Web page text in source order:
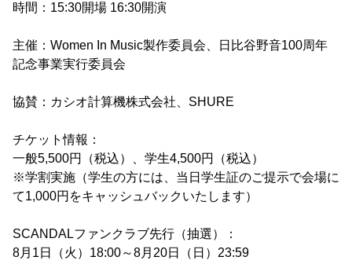
時間：15:30開場 16:30開演
主催：Women In Music製作委員会、日比谷野音100周年
記念事業実行委員会
協賛：カシオ計算機株式会社、SHURE
チケット情報：
一般5,500円（税込）、学生4,500円（税込）
※学割実施（学生の方には、当日学生証のご提示で会場に
て1,000円をキャッシュバックいたします）
SCANDALファンクラブ先行（抽選）：
8月1日（火）18:00～8月20日（日）23:59